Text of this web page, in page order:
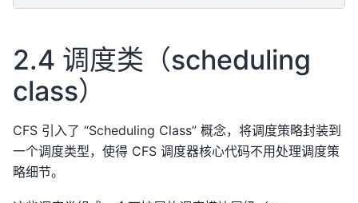
2.4 调度类（scheduling
class）
CFS 引入了 “Scheduling Class” 概念，将调度策略封装到
一个调度类型，使得 CFS 调度器核心代码不用处理调度策
略细节。